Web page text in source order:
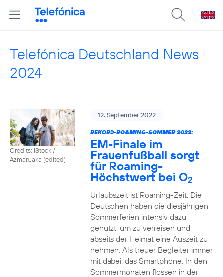
Telefónica Deutschland News
2024
Credits: iStock /
AzmanJaka (edited)
12. September 2022
REKORD-ROAMING-SOMMER 2022:
EM-Finale im
Frauenfußball sorgt
für Roaming-
Höchstwert bei O2
Urlaubszeit ist Roaming-Zeit: Die
Deutschen haben die diesjährigen
Sommerferien intensiv dazu
genutzt, um zu verreisen und
abseits der Heimat eine Auszeit zu
nehmen. Als treuer Begleiter immer
mit dabei: das Smartphone. In den
Sommermonaten flossen in der